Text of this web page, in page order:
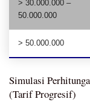
> 30.000.000 –
50.000.000
> 50.000.000
Simulasi
(Tarif Progresif)